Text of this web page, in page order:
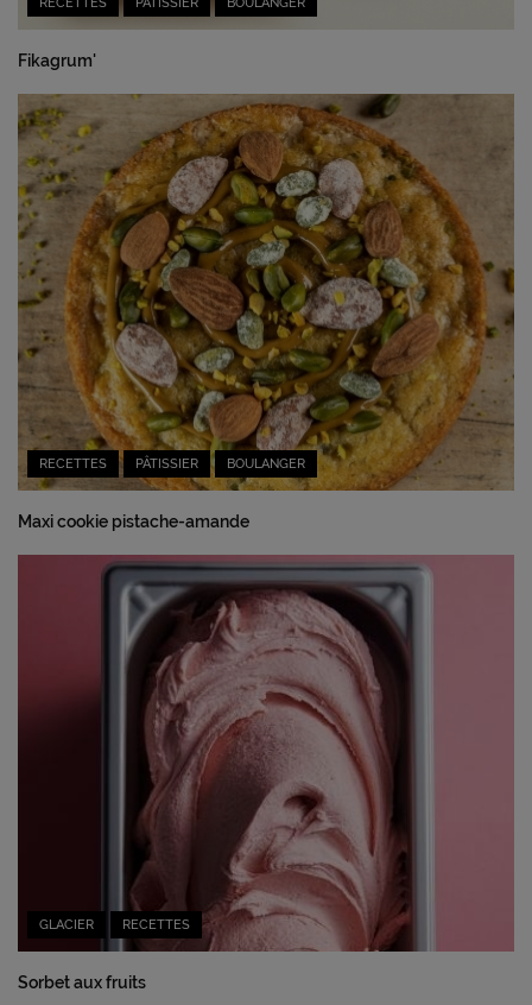
Fikagrum'
RECETTES PÂTISSIER BOULANGER
Maxi cookie pistache-amande
GLACIER RECETTES
Sorbet aux fruits